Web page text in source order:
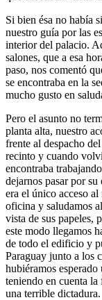
Si bien ésa no había
nuestro guía por las
interior del palacio.
salones, que a esa
paso, nos comentó
se encontraba en la
mucho gusto en
Pero el asunto no
planta alta, nuestro
frente al despacho
recinto y cuando
encontraba
dejarnos pasar por
era el único acceso al
oficina y saludamos
vista de sus papeles,
este modo llegamos
de todo el edificio y
Paraguay junto a los
hubiéramos
teniendo en cuenta
una terrible dictadura.